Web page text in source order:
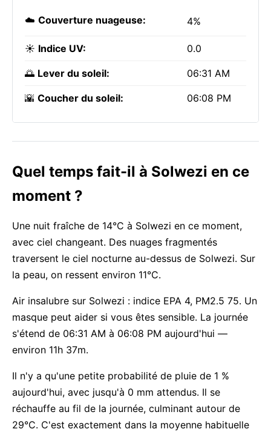
☁️ Couverture nuageuse: 4%
☀️ Indice UV: 0.0
🌅 Lever du soleil: 06:31 AM
🌇 Coucher du soleil: 06:08 PM
Quel temps fait-il à Solwezi en ce
moment ?
Une nuit fraîche de 14°C à Solwezi en ce moment,
avec ciel changeant. Des nuages fragmentés
traversent le ciel nocturne au-dessus de Solwezi. Sur
la peau, on ressent environ 11°C.
Air insalubre sur Solwezi : indice EPA 4, PM2.5 75. Un
masque peut aider si vous êtes sensible. La journée
s'étend de 06:31 AM à 06:08 PM aujourd'hui —
environ 11h 37m.
Il n'y a qu'une petite probabilité de pluie de 1 %
aujourd'hui, avec jusqu'à 0 mm attendus. Il se
réchauffe au fil de la journée, culminant autour de
29°C. C'est exactement dans la moyenne habituelle